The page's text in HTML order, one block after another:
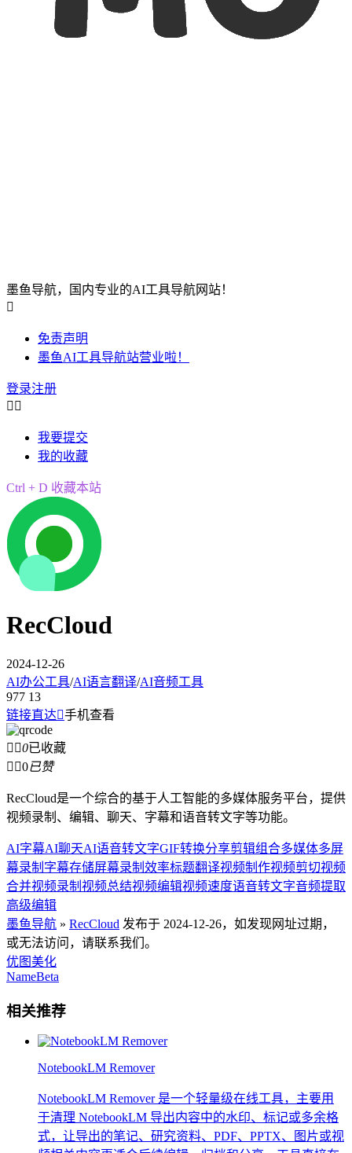
墨鱼导航，国内专业的AI工具导航网站！

免责声明
墨鱼AI工具导航站营业啦！
登录注册
 
我要提交
我的收藏
Ctrl + D 收藏本站
RecCloud
2024-12-26
AI办公工具/AI语言翻译/AI音频工具
977 13
链接直达手机查看
 0已收藏
 0已赞
RecCloud是一个综合的基于人工智能的多媒体服务平台，提供
视频录制、编辑、聊天、字幕和语音转文字等功能。
AI字幕AI聊天AI语音转文字GIF转换分享剪辑组合多媒体多屏
幕录制 字幕存储屏幕录制 效率标题翻译视频制作视频剪切视频
合并视频录制 视频总结视频编辑视频速度语音转文字音频提取
高级编辑
墨鱼导航 » RecCloud 发布于 2024-12-26，如发现网址过期，
或无法访问，请联系我们。
优图美化
NameBeta
相关推荐
NotebookLM Remover
NotebookLM Remover 是一个轻量级在线工具，主要用
于清理 NotebookLM 导出内容中的水印、标记或多余格
式，让导出的笔记、研究资料、PDF、PPTX、图片或视